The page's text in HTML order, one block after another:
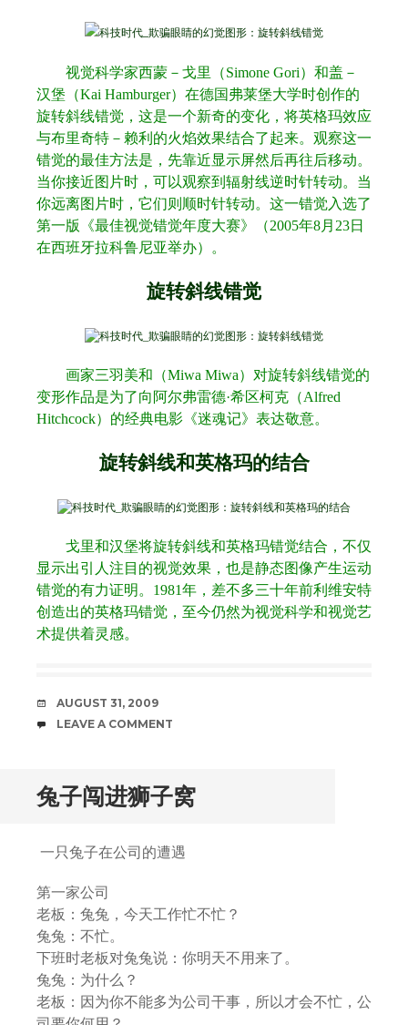
视觉科学家西蒙－戈里（Simone Gori）和盖－
汉堡（Kai Hamburger）在德国弗莱堡大学时创作的
旋转斜线错觉，这是一个新奇的变化，将英格玛效应
与布里奇特－赖利的火焰效果结合了起来。观察这一
错觉的最佳方法是，先靠近显示屏然后再往后移动。
当你接近图片时，可以观察到辐射线逆时针转动。当
你远离图片时，它们则顺时针转动。这一错觉入选了
第一版《最佳视觉错觉年度大赛》（2005年8月 23日
在西班牙拉科鲁尼亚举办）。
旋转斜线错觉
画家三羽美和（Miwa Miwa）对旋转斜线错觉的
变形作品是为了向阿尔弗雷德·希区柯克（Alfred
Hitchcock）的经典电影《迷魂记》表达敬意。
旋转斜线和英格玛的结合
戈里和汉堡将旋转斜线和英格玛错觉结合，不仅
显示出引人注目的视觉效果，也是静态图像产生运动
错觉的有力证明。 1981年，差不多三十年前利维安特
创造出的英格玛错觉，至今仍然为视觉科学和视觉艺
术提供着灵感。
DATE
AUGUST 31, 2009
COMMENTS
LEAVE A COMMENT
兔子闯进狮子窝
一只兔子在公司的遭遇
第一家公司
老板：兔兔，今天工作忙不忙？
兔兔：不忙。
下班时老板对兔兔说：你明天不用来了。
兔兔：为什么？
老板：因为你不能多为公司干事，所以才会不忙，公